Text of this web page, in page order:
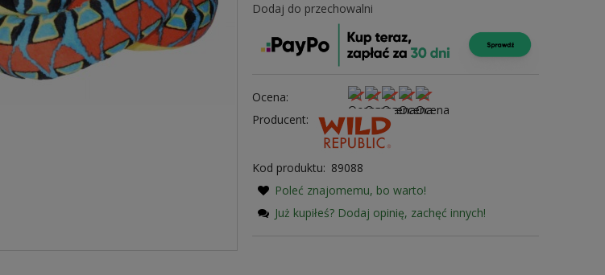
Dodaj do przechowalni
Ocena:
Producent:
Kod produktu: 89088
Poleć znajomemu, bo warto!
Już kupiłeś? Dodaj opinię, zachęć innych!